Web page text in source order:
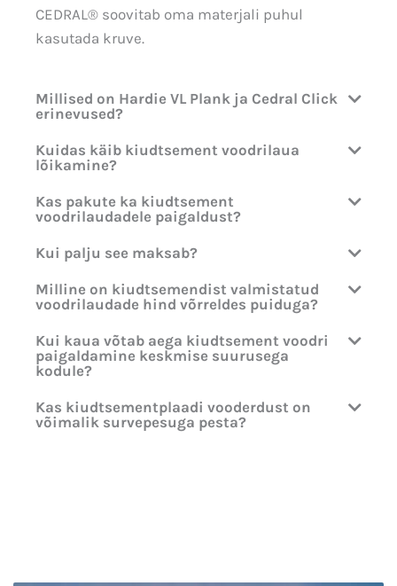
CEDRAL® soovitab oma materjali puhul
kasutada kruve.
Millised on Hardie VL Plank ja Cedral Click
erinevused?
Kuidas käib kiudtsement voodrilaua
lõikamine?
Kas pakute ka kiudtsement
voodrilaudadele paigaldust?
Kui palju see maksab?
Milline on kiudtsemendist valmistatud
voodrilaudade hind võrreldes puiduga?
Kui kaua võtab aega kiudtsement voodri
paigaldamine keskmise suurusega
kodule?
Kas kiudtsementplaadi vooderdust on
võimalik survepesuga pesta?